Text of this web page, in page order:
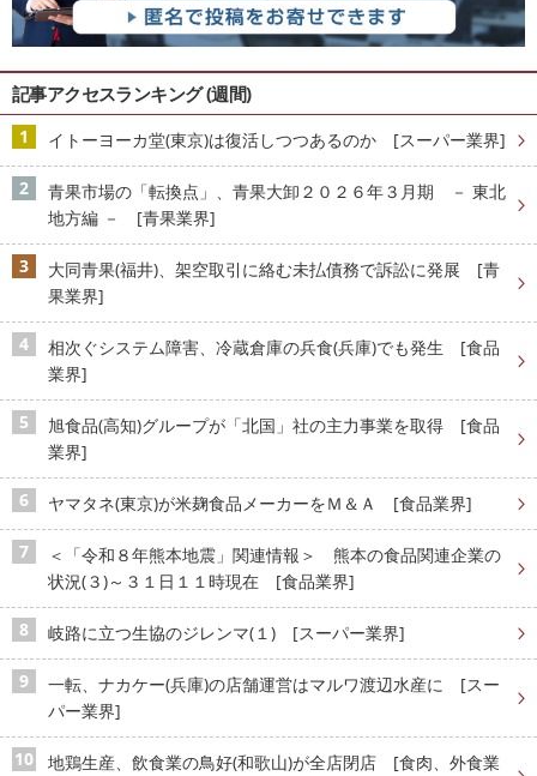
記事アクセスランキング (週間)
イトーヨーカ堂(東京)は復活しつつあるのか [スーパー業界]
青果市場の「転換点」、青果大卸２０２６年３月期 － 東北
地方編 － [青果業界]
大同青果(福井)、架空取引に絡む未払債務で訴訟に発展 [青
果業界]
相次ぐシステム障害、冷蔵倉庫の兵食(兵庫)でも発生 [食品
業界]
旭食品(高知)グループが「北国」社の主力事業を取得 [食品
業界]
ヤマタネ(東京)が米麹食品メーカーをＭ＆Ａ [食品業界]
＜「令和８年熊本地震」関連情報＞ 熊本の食品関連企業の
状況(３)～３１日１１時現在 [食品業界]
岐路に立つ生協のジレンマ(１) [スーパー業界]
一転、ナカケー(兵庫)の店舗運営はマルワ渡辺水産に [スー
パー業界]
地鶏生産、飲食業の鳥好(和歌山)が全店閉店 [食肉、外食業